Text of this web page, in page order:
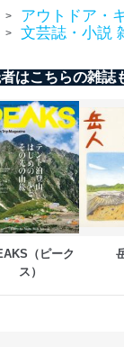
>
アウトドア・
> 文芸誌・小説
はこちらの雑誌
（ピーク
ス）